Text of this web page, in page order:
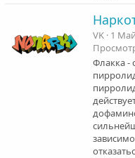
VK 1
Флакка -